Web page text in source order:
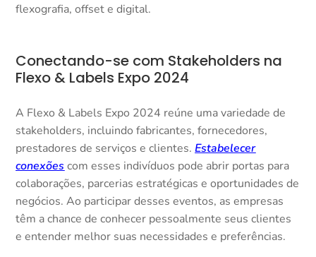
flexografia, offset e digital.
Conectando-se com Stakeholders na
Flexo & Labels Expo 2024
A Flexo & Labels Expo 2024 reúne uma variedade de
stakeholders, incluindo fabricantes, fornecedores,
prestadores de serviços e clientes. Estabelecer
conexões com esses indivíduos pode abrir portas para
colaborações, parcerias estratégicas e oportunidades de
negócios. Ao participar desses eventos, as empresas
têm a chance de conhecer pessoalmente seus clientes
e entender melhor suas necessidades e preferências.